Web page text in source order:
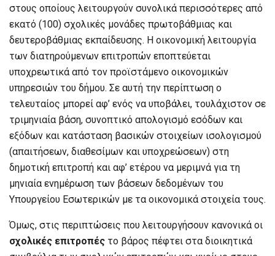
στους οποίους λειτουργούν συνολικά περισσότερες από
εκατό (100) σχολικές μονάδες πρωτοβάθμιας και
δευτεροβάθμιας εκπαίδευσης. Η οικονομική λειτουργία
των διατηρούμενων επιτροπών εποπτεύεται
υποχρεωτικά από τον προϊστάμενο οικονομικών
υπηρεσιών του δήμου. Σε αυτή την περίπτωση ο
τελευταίος μπορεί αφ’ ενός να υποβάλει, τουλάχιστον σε
τριμηνιαία βάση, συνοπτικό απολογισμό εσόδων και
εξόδων και κατάσταση βασικών στοιχείων ισολογισμού
(απαιτήσεων, διαθεσίμων και υποχρεώσεων) στη
δημοτική επιτροπή και αφ’ ετέρου να μεριμνά για τη
μηνιαία ενημέρωση των βάσεων δεδομένων του
Υπουργείου Εσωτερικών με τα οικονομικά στοιχεία τους.
Όμως, στις περιπτώσεις που λειτουργήσουν κανονικά οι
σχολικές επιτροπές το βάρος πέφτει στα διοικητικά